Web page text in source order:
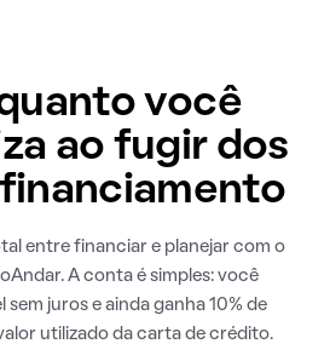
você
ao fugir dos
entre financiar e planejar com o
A conta é simples: você
sem juros e ainda ganha 10% de
utilizado da carta de crédito.